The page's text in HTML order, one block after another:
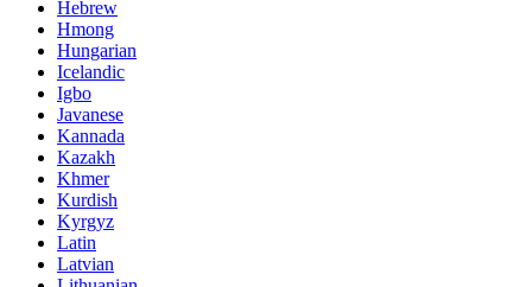
Hebrew
Hmong
Hungarian
Icelandic
Igbo
Javanese
Kannada
Kazakh
Khmer
Kurdish
Kyrgyz
Latin
Latvian